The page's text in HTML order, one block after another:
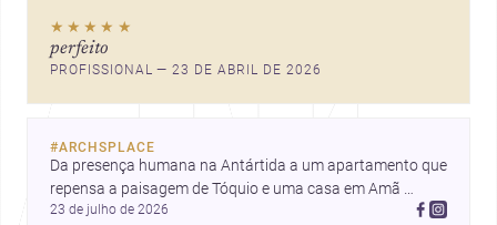
pensar forma, uso e emoção
★★★★★
perfeito
PROFISSIONAL — 23 DE ABRIL DE 2026
#ARCHSPLACE
Da presença humana na Antártida a um apartamento que
repensa a paisagem de Tóquio e uma casa em Amã
integrada ao terreno. Descubra mais inspirações, projetos
23 de julho de 2026